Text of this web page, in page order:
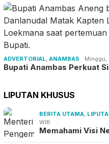
ADVERTORIAL, ANAMBAS
Bupati Anambas Perkuat
LIPUTAN KHUSUS
BERITA UTAMA,
WIB
Memahami Visi